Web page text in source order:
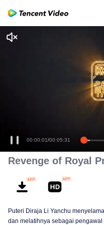
00:00:01/00:05:31
Revenge of Royal
Puteri Diraja Li Yanchu
dan melatihnya sebagai pengawal istana untuk maharaja, adik lelakinya.